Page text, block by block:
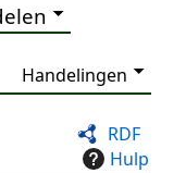
Handelingen
RDF
Hulp